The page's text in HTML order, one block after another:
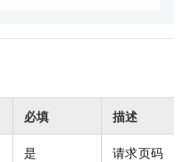
必填 描述
是 请求页码